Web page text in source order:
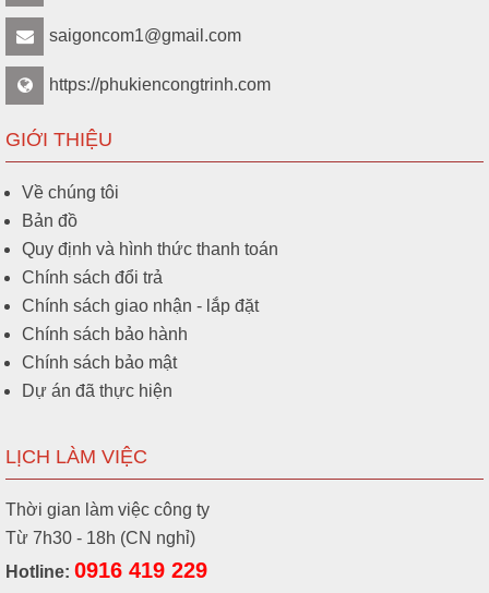
saigoncom1@gmail.com
https://phukiencongtrinh.com
GIỚI THIỆU
Về chúng tôi
Bản đồ
Quy định và hình thức thanh toán
Chính sách đổi trả
Chính sách giao nhận - lắp đặt
Chính sách bảo hành
Chính sách bảo mật
Dự án đã thực hiện
LỊCH LÀM VIỆC
Thời gian làm việc công ty
Từ 7h30 - 18h (CN nghỉ)
Hotline: 0916 419 229